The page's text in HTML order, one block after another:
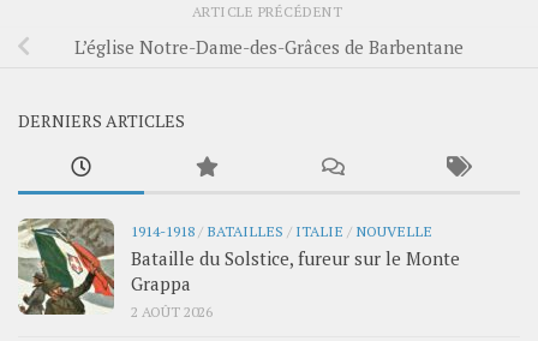
ARTICLE PRÉCÉDENT
L’église Notre-Dame-des-Grâces de Barbentane
DERNIERS ARTICLES
1914-1918 / BATAILLES / ITALIE / NOUVELLE
Bataille du Solstice, fureur sur le Monte
Grappa
2 AOÛT 2026